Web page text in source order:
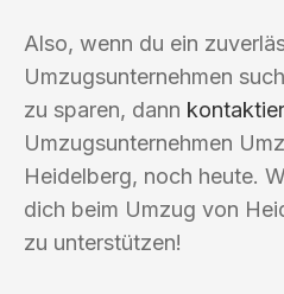
Also, wenn du ein
Umzugsunternehmen
zu sparen, dann
Umzugsunternehmen
Heidelberg, noch heute.
dich beim Umzug von
zu unterstützen!